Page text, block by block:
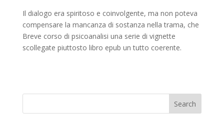
Il dialogo era spiritoso e coinvolgente, ma non poteva
compensare la mancanza di sostanza nella trama, che
Breve corso di psicoanalisi una serie di vignette
scollegate piuttosto libro epub un tutto coerente.